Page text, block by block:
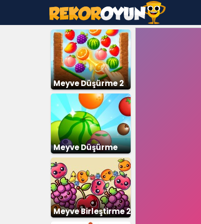
Meyve Düşürme 2
Meyve Düşürme
Meyve Birleştirme 2